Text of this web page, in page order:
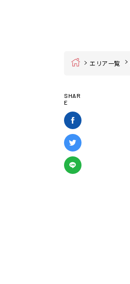
Home エリア一覧
SHAR
E